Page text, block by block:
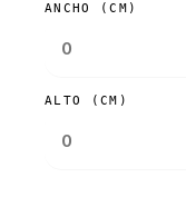
ANCHO (CM)
ALTO (CM)